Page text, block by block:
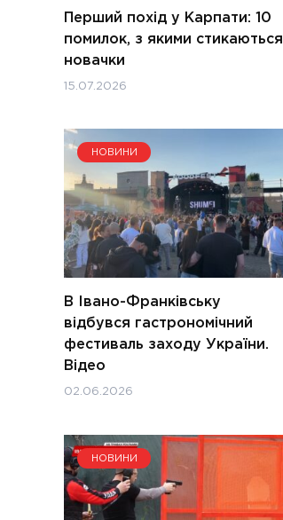
Перший похід у Карпати: 10
помилок, з якими стикаються
новачки
15.07.2026
НОВИНИ
В Івано-Франківську
відбувся гастрономічний
фестиваль заходу України.
Відео
02.06.2026
НОВИНИ